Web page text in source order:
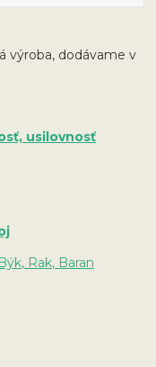
výroba, dodávame v
usilovnosť
Rak, Baran